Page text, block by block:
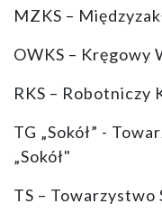
MZKS –
OWKS – Kręgowy
RKS – Robotniczy
TG „Sokół” -
„Sokół"
TS – Towarzystwo